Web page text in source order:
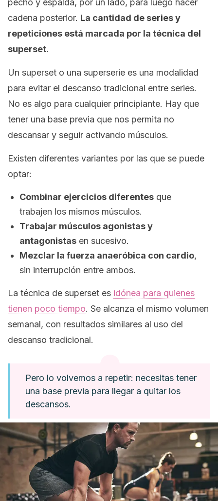
pecho y espalda, por un lado, para luego hacer
cadena posterior. La cantidad de series y
repeticiones está marcada por la técnica del
superset.
Un superset o una superserie es una modalidad
para evitar el descanso tradicional entre series.
No es algo para cualquier principiante. Hay que
tener una base previa que nos permita no
descansar y seguir activando músculos.
Existen diferentes variantes por las que se puede
optar:
Combinar ejercicios diferentes que
trabajen los mismos músculos.
Trabajar músculos agonistas y
antagonistas en sucesivo.
Mezclar la fuerza anaeróbica con cardio,
sin interrupción entre ambos.
La técnica de superset es idónea para quienes
tienen poco tiempo. Se alcanza el mismo volumen
semanal, con resultados similares al uso del
descanso tradicional.
Pero lo volvemos a repetir: necesitas tener
una base previa para llegar a quitar los
descansos.